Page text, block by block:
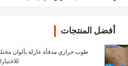
أفضل المنتجات
طوب حراري مدفأة عازلة بألوان